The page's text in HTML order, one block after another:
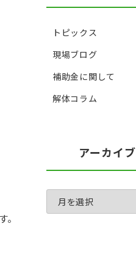
トピックス
現場ブログ
補助金に関して
解体コラム
アーカイブ